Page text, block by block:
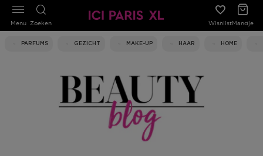
Zoeken WishlistMandje
PARFUMS GEZICHT MAKE-UP HAAR HOME
Menu